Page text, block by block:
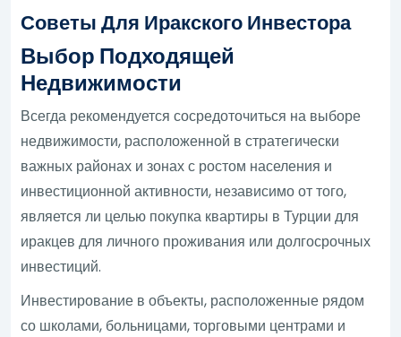
Советы Для Иракского Инвестора
Выбор Подходящей
Недвижимости
Всегда рекомендуется сосредоточиться на выборе
недвижимости, расположенной в стратегически
важных районах и зонах с ростом населения и
инвестиционной активности, независимо от того,
является ли целью покупка квартиры в Турции для
иракцев для личного проживания или долгосрочных
инвестиций.
Инвестирование в объекты, расположенные рядом
со школами, больницами, торговыми центрами и